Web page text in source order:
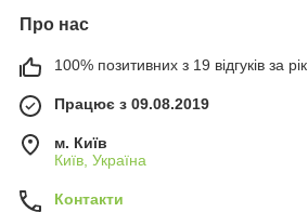
Про нас
100% позитивних з 19 відгуків за рік
Працює з 09.08.2019
м. Київ
Київ, Україна
Контакти